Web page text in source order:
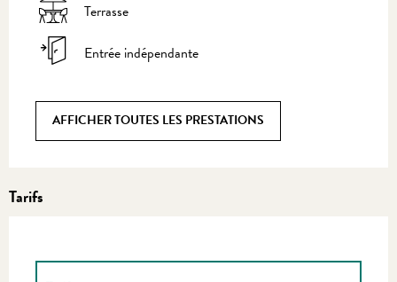
Terrasse
Entrée indépendante
AFFICHER TOUTES LES PRESTATIONS
Tarifs